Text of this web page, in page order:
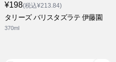
¥198(税込¥213.84)
タリーズ バリスタズラテ 伊藤園
370ml